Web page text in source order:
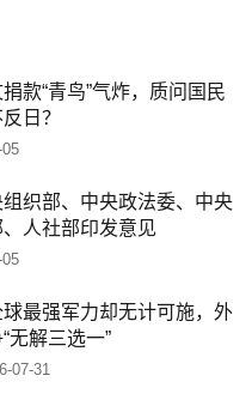
款“青鸟”气炸，质问国民
日？
织部、中央政法委、中央
人社部印发意见
最强军力却无计可施，外
无解三选一”
07-31